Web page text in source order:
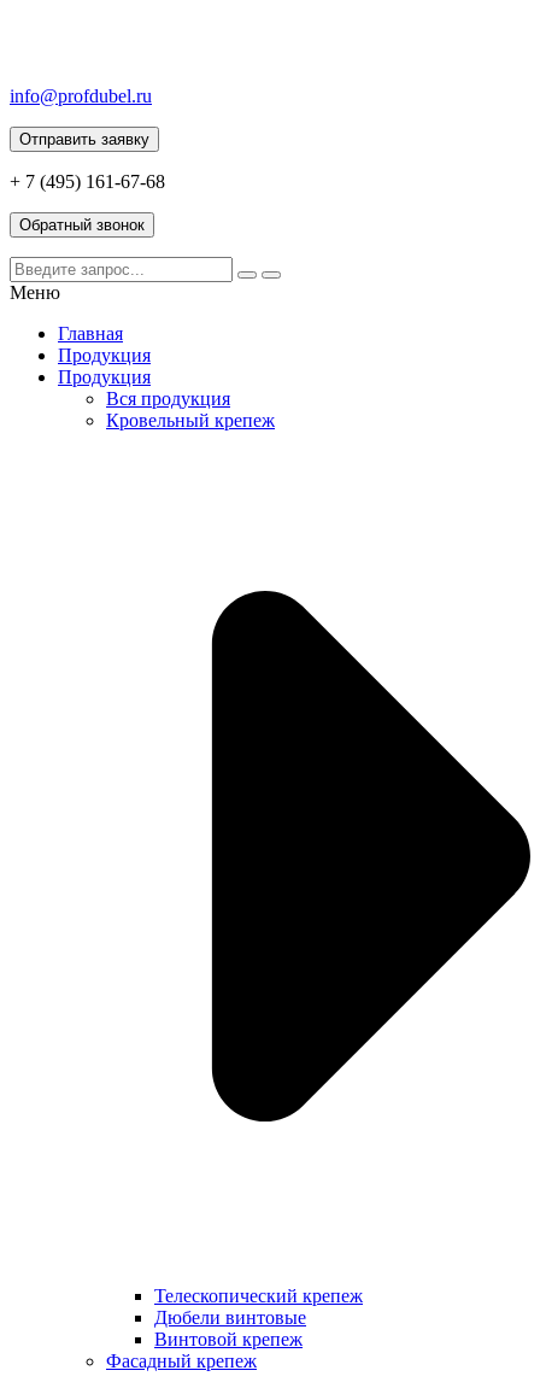
info@profdubel.ru
Отправить заявку
+ 7 (495) 161-67-68
Обратный звонок
Меню
Главная
Продукция
Продукция
Вся продукция
Кровельный крепеж
Телескопический крепеж
Дюбели винтовые
Винтовой крепеж
Фасадный крепеж